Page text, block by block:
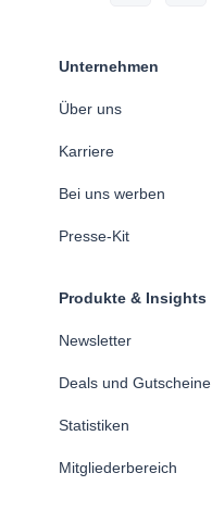
Unternehmen
Über uns
Karriere
Bei uns werben
Presse-Kit
Produkte & Insights
Newsletter
Deals und Gutscheine
Statistiken
Mitgliederbereich